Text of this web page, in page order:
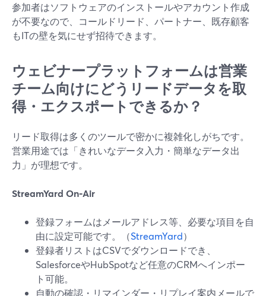
参加者はソフトウェアのインストールやアカウント作成
が不要なので、コールドリード、パートナー、既存顧客
もITの壁を気にせず招待できます。
ウェビナープラットフォームは営業
チーム向けにどうリードデータを取
得・エクスポートできるか？
リード取得は多くのツールで密かに複雑化しがちです。
営業用途では「きれいなデータ入力・簡単なデータ出
力」が理想です。
StreamYard On‑Air
登録フォームはメールアドレス等、必要な項目を自
由に設定可能です。（StreamYard）
登録者リストはCSVでダウンロードでき、
SalesforceやHubSpotなど任意のCRMへインポー
ト可能。
自動の確認・リマインダー・リプレイ案内メールで